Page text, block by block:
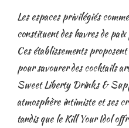
Les espaces privilégiés
constituent des havres de
Ces établissements
pour savourer des cocktails
Sweet Liberty Drinks &
atmosphère intimiste et ses
tandis que le Kill Your Idol